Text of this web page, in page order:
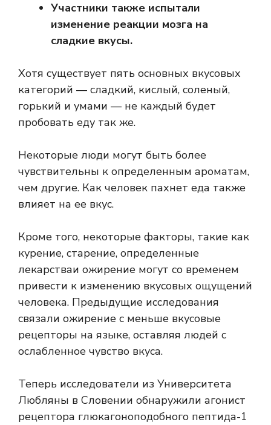
Участники также испытали
изменение реакции мозга на
сладкие вкусы.
Хотя существует пять основных вкусовых
категорий — сладкий, кислый, соленый,
горький и умами — не каждый будет
пробовать еду так же.
Некоторые люди могут быть более
чувствительны к определенным ароматам,
чем другие. Как человек пахнет еда также
влияет на ее вкус.
Кроме того, некоторые факторы, такие как
курение, старение, определенные
лекарстваи ожирение могут со временем
привести к изменению вкусовых ощущений
человека. Предыдущие исследования
связали ожирение с меньше вкусовые
рецепторы на языке, оставляя людей с
ослабленное чувство вкуса.
Теперь исследователи из Университета
Любляны в Словении обнаружили агонист
рецептора глюкагоноподобного пептида-1